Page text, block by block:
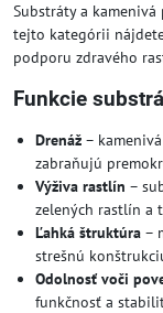
Substráty a
tejto kategórii
podporu zdravého
Funkcie
Drenáž –
zabraňujú
Výživa rastlín –
zelených rastlín a
Ľahká štruktúra –
strešnú
Odolnosť voči
funkčnosť a